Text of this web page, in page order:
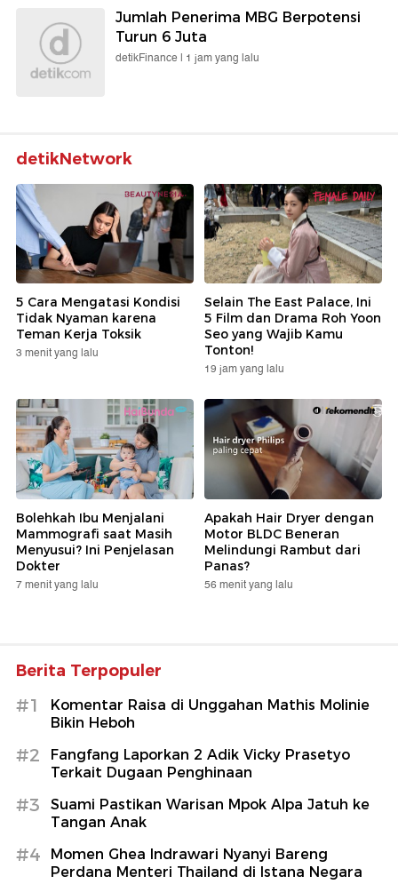
Jumlah Penerima MBG Berpotensi
Turun 6 Juta
detikFinance | 1 jam yang lalu
detikNetwork
5 Cara Mengatasi Kondisi
Tidak Nyaman karena
Teman Kerja Toksik
3 menit yang lalu
Selain The East Palace, Ini
5 Film dan Drama Roh Yoon
Seo yang Wajib Kamu
Tonton!
19 jam yang lalu
Bolehkah Ibu Menjalani
Mammografi saat Masih
Menyusui? Ini Penjelasan
Dokter
7 menit yang lalu
Apakah Hair Dryer dengan
Motor BLDC Beneran
Melindungi Rambut dari
Panas?
56 menit yang lalu
Berita Terpopuler
#1
Komentar Raisa di Unggahan Mathis Molinie
Bikin Heboh
#2
Fangfang Laporkan 2 Adik Vicky Prasetyo
Terkait Dugaan Penghinaan
#3
Suami Pastikan Warisan Mpok Alpa Jatuh ke
Tangan Anak
#4
Momen Ghea Indrawari Nyanyi Bareng
Perdana Menteri Thailand di Istana Negara